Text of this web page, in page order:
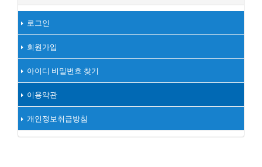
로그인
회원가입
아이디 비밀번호 찾기
이용약관
개인정보취급방침